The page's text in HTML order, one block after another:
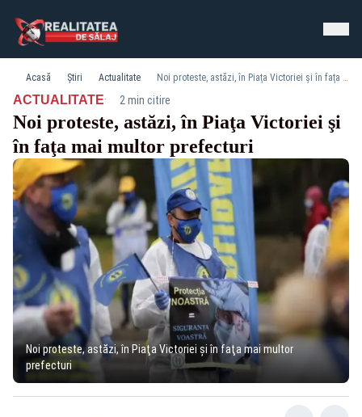
Acasă Știri Actualitate Noi proteste, astăzi, în Piaţa Victoriei şi în faţa mai multor prefecturi
ACTUALITATE· 2 min citire
Noi proteste, astăzi, în Piaţa Victoriei şi
în faţa mai multor prefecturi
Noi proteste, astăzi, în Piaţa Victoriei şi în faţa mai multor
prefecturi